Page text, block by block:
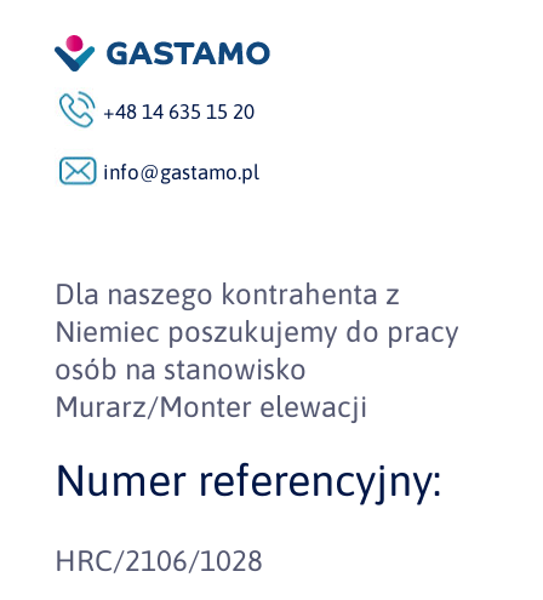
+48 14 635 15 20
info@gastamo.pl
Dla naszego kontrahenta z
Niemiec poszukujemy do pracy
osób na stanowisko
Murarz/Monter elewacji
Numer referencyjny:
HRC/2106/1028